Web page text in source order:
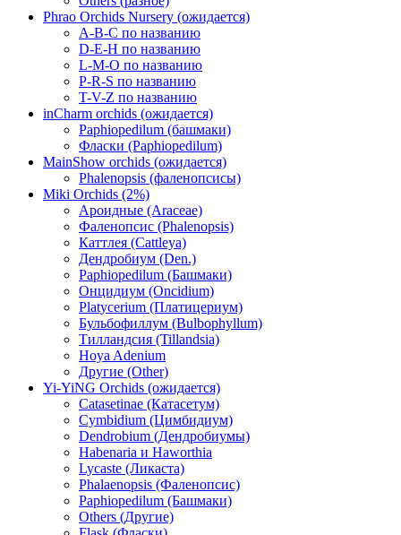
Phrao Orchids Nursery (ожидается)
A-B-C по названию
D-E-H по названию
L-M-O по названию
P-R-S по названию
T-V-Z по названию
inCharm orchids (ожидается)
Paphiopedilum (башмаки)
Фласки (Paphiopedilum)
MainShow orchids (ожидается)
Phalenopsis (фаленопсисы)
Miki Orchids (2%)
Ароидные (Araceae)
Фаленопсис (Phalenopsis)
Каттлея (Cattleya)
Дендробиум (Den.)
Paphiopedilum (Башмаки)
Онцидиум (Oncidium)
Platycerium (Платицериум)
Бульбофиллум (Bulbophyllum)
Тилландсия (Tillandsia)
Hoya Adenium
Другие (Other)
Yi-YiNG Orchids (ожидается)
Catasetinae (Катасетум)
Cymbidium (Цимбидиум)
Dendrobium (Дендробиумы)
Habenaria и Haworthia
Lycaste (Ликаста)
Phalaenopsis (Фаленопсис)
Paphiopedilum (Башмаки)
Others (Другие)